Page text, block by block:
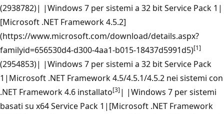
(2938782)| |Windows 7 per sistemi a 32 bit Service Pack 1|
[Microsoft .NET Framework 4.5.2]
(https://www.microsoft.com/download/details.aspx?
familyid=656530d4-d300-4aa1-b015-18437d5991d5)[1]
(2954853)| |Windows 7 per sistemi a 32 bit Service Pack
1|Microsoft .NET Framework 4.5/4.5.1/4.5.2 nei sistemi con
.NET Framework 4.6 installato[3] | |Windows 7 per sistemi
basati su x64 Service Pack 1|[Microsoft .NET Framework